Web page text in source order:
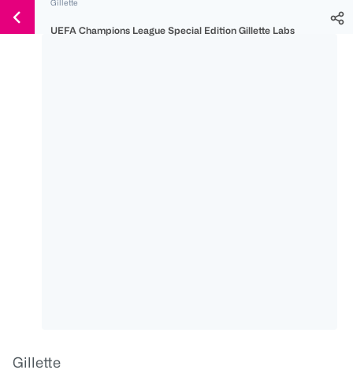
150 Ös
300 Ös
500 Ös
Weiter
zum
Gillette
UEFA Champions League Special Edition Gillette Labs
Gillette